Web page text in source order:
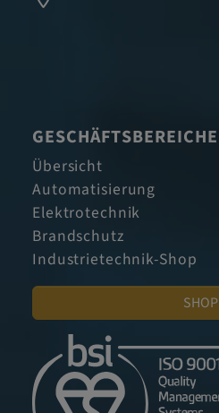
GESCHÄFTSBEREICHE
Übersicht
Automatisierung
Elektrotechnik
Brandschutz
Industrietechnik-Shop
SHOP